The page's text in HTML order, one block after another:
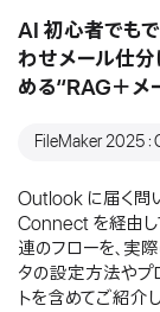
AI 初心者でも
わせメール仕
める“RAG＋メ
FileMaker 2025
Outlook に届く問
Connect を経由
連のフローを、実
タの設定方法やプ
トを含めてご紹介し